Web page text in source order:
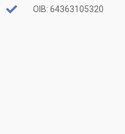
OIB: 64363105320